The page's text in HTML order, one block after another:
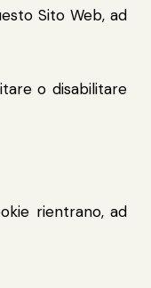
Sito Web, ad
o disabilitare
rientrano, ad